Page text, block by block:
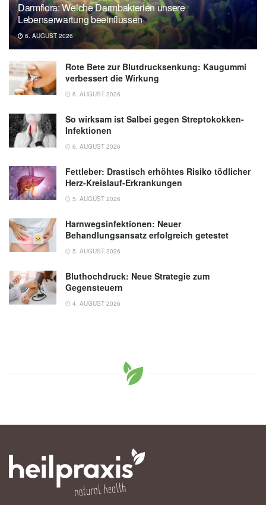
Darmflora: Welche Darmbakterien unsere
Lebenserwartung beeinflussen
6. AUGUST 2026
Rote Bete zur Blutdrucksenkung: Kaugummi
verbessert die Wirkung
6. AUGUST 2026
So wirksam ist Salbei gegen Streptokokken-
Infektionen
6. AUGUST 2026
Fettleber: Drastisch erhöhtes Risiko tödlicher
Herz-Kreislauf-Erkrankungen
5. AUGUST 2026
Harnwegsinfektionen: Neuer
Behandlungsansatz erfolgreich getestet
5. AUGUST 2026
Bluthochdruck: Neue Strategie zum
Gegensteuern
4. AUGUST 2026